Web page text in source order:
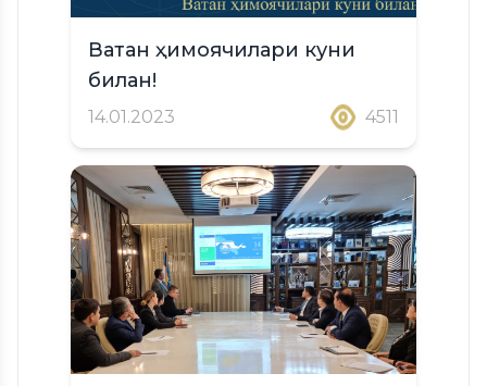
Ватан ҳимоячилари куни
билан!
14.01.2023 4511